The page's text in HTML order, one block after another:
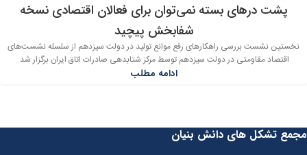
پشت درهای بسته نمی‌توان برای فعالان اقتصادی نسخه
شفابخش پیچید
نخستین نشست بررسی راهکارهای رفع موانع تولید در دولت سیزدهم از سلسله نشست‌های
اقتصاد مقاومتی در دولت سیزدهم توسط مرکز شتابدهی صادرات اتاق ایران برگزار شد.
ادامه مطلب
مجمع تشکل های دانش بنیان